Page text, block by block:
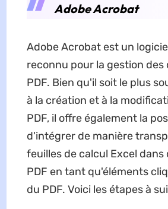
Adobe Acrobat
Adobe Acrobat est un
reconnu pour la gestion
PDF. Bien qu'il soit le plus
à la création et à la
PDF, il offre également la
d'intégrer de manière
feuilles de calcul Excel dans
PDF en tant qu'éléments
du PDF. Voici les étapes à